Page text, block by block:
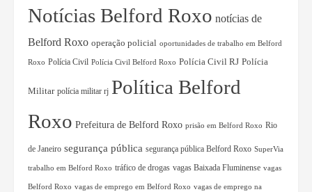
Notícias Belford Roxo notícias de
Belford Roxo operação policial oportunidades de trabalho em Belford
Roxo Polícia Civil Polícia Civil Belford Roxo Polícia Civil RJ Polícia
Militar polícia militar rj Política Belford
Roxo Prefeitura de Belford Roxo prisão em Belford Roxo Rio
de Janeiro segurança pública segurança pública Belford Roxo SuperVia
trabalho em Belford Roxo tráfico de drogas vagas Baixada Fluminense vagas
Belford Roxo vagas de emprego em Belford Roxo vagas de emprego na